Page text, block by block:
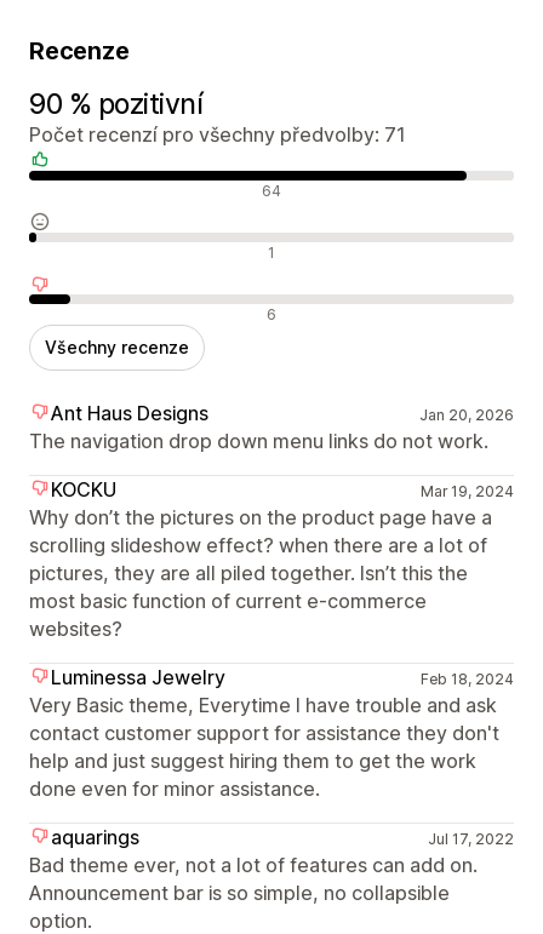
Recenze
90 % pozitivní
Počet recenzí pro všechny předvolby: 71
Pozitivní recenze 64
Neutrální recenze 1
Negativní recenze 6
Všechny recenze
Ant Haus Designs Jan 20, 2026
The navigation drop down menu links do not work.
KOCKU
Mar 19, 2024
Why don’t the pictures on the product page have a
scrolling slideshow effect? when there are a lot of
pictures, they are all piled together. Isn’t this the
most basic function of current e-commerce
websites?
Luminessa Jewelry
Feb 18, 2024
Very Basic theme, Everytime I have trouble and ask
contact customer support for assistance they don't
help and just suggest hiring them to get the work
done even for minor assistance.
aquarings
Jul 17, 2022
Bad theme ever, not a lot of features can add on.
Announcement bar is so simple, no collapsible
option.